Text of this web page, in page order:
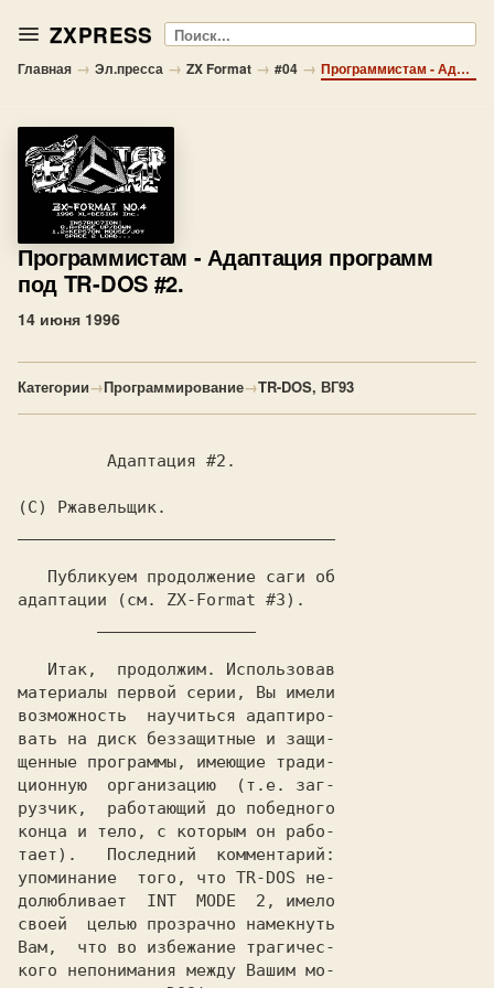
ZXPRESS Поиск
Главная → Эл.пресса → ZX Format → #04 → Программистам - Адаптация программ под TR-DOS #2.
Программистам - Адаптация программ
под TR-DOS #2.
14 июня 1996
Категории→Программирование→TR-DOS, ВГ93
материалы первой серии, Вы имели
возможность  научиться адаптиро-
вать на диск беззащитные и защи-
щенные программы, имеющие тради-
ционную  организацию  (т.е. заг-
рузчик,  работающий до победного
конца и тело, с которым он рабо-
тает).   Последний  комментарий:
упоминание  того, что TR-DOS не-
долюбливает  INT  MODE  2, имело
своей  целью прозрачно намекнуть
Вам,  что во избежание трагичес-
кого непонимания между Вашим мо-